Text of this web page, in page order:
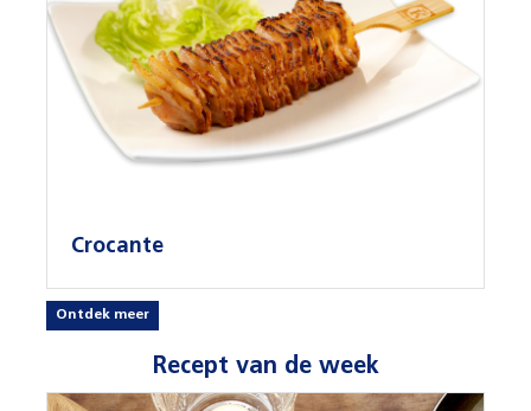
Crocante
Ontdek meer
Recept van de week